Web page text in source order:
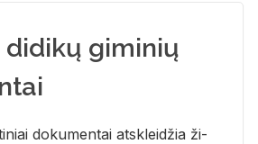
didikų giminių
do­ku­men­tai at­sklei­džia ži­